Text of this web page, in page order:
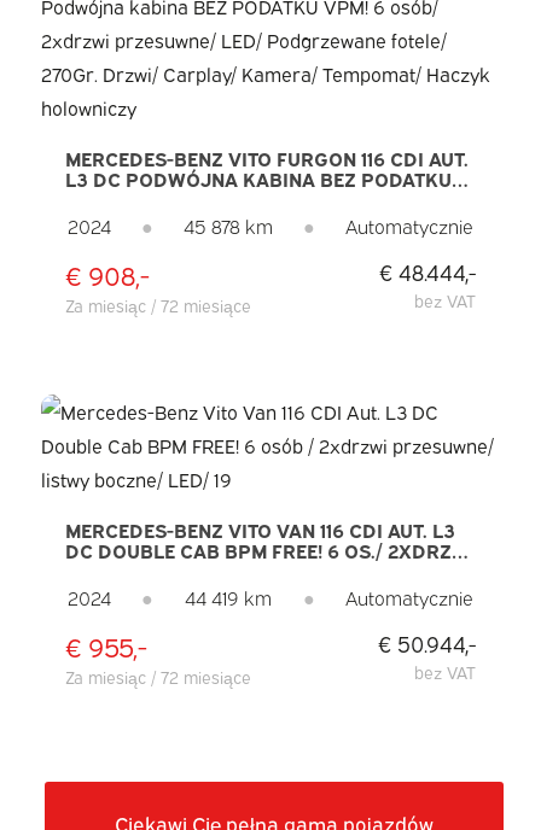
MERCEDES-BENZ VITO FURGON 116 CDI AUT.
L3 DC PODWÓJNA KABINA BEZ PODATKU
PODGRZEWANE FOTELE/ 270GR. DRZWI/
CARPLAY/ KAMERA/ TEMPOMAT/ HACZYK
2024 ● 45 878 km ● Automatycznie
€ 908,-
Za miesiąc / 72 miesiące
€ 48.444,-
bez VAT
MERCEDES-BENZ VITO VAN 116 CDI AUT. L3
DC DOUBLE CAB BPM FREE! 6 OS./ 2XDRZWI
AMG/ SEATVERW./ 270GR. DRZWI/
CARPLAY/ CA
2024 ● 44 419 km ● Automatycznie
€ 955,-
Za miesiąc / 72 miesiące
€ 50.944,-
bez VAT
Ciekawi Cię pełna gama pojazdów